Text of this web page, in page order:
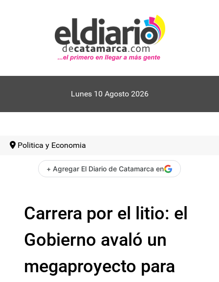
Lunes 10 Agosto 2026
Politica y Economia
+ Agregar El Diario de Catamarca en
Carrera por el litio: el
Gobierno avaló un
megaproyecto para